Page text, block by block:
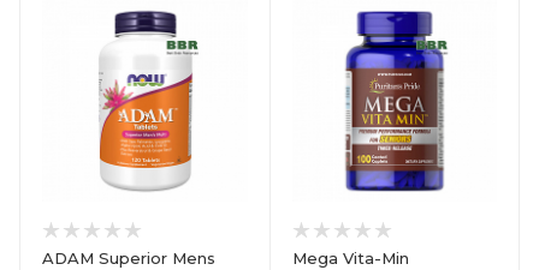
ADAM Superior Mens
Mega Vita-Min